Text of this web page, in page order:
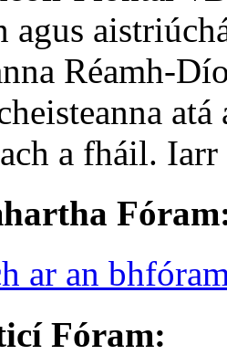
agus
Réamh-
a fháil. Iarr
ar an
Fóram: